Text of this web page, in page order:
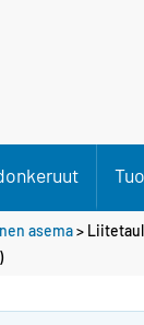
asema>